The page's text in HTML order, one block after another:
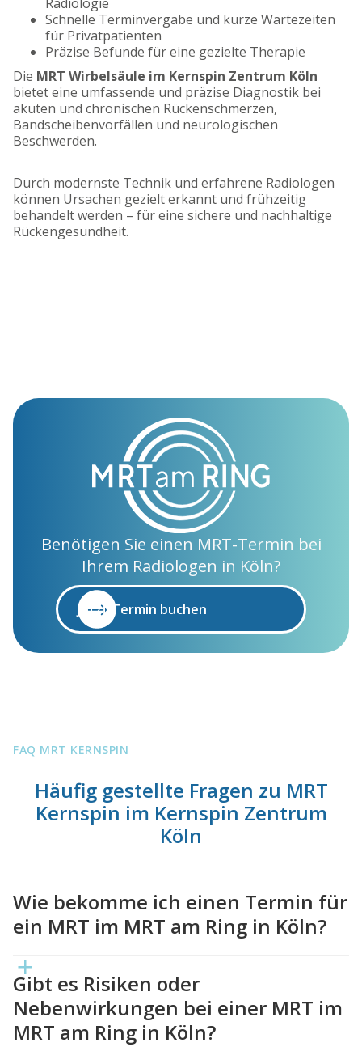
Schnelle Terminvergabe und kurze Wartezeiten
für Privatpatienten
Präzise Befunde für eine gezielte Therapie
Die MRT Wirbelsäule im Kernspin Zentrum Köln
bietet eine umfassende und präzise Diagnostik bei
akuten und chronischen Rückenschmerzen,
Bandscheibenvorfällen und neurologischen
Beschwerden.
Durch modernste Technik und erfahrene Radiologen
können Ursachen gezielt erkannt und frühzeitig
behandelt werden – für eine sichere und nachhaltige
Rückengesundheit.
Benötigen Sie einen MRT-Termin bei
Ihrem Radiologen in Köln?
Jetzt Termin buchen
FAQ MRT KERNSPIN
Häufig gestellte Fragen zu MRT
Kernspin im Kernspin Zentrum
Köln
Wie bekomme ich einen Termin für
ein MRT im MRT am Ring in Köln?
Gibt es Risiken oder
Nebenwirkungen bei einer MRT im
MRT am Ring in Köln?